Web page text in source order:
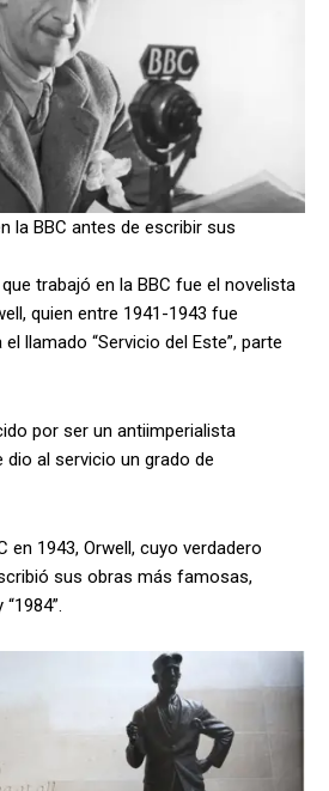
la BBC antes de escribir sus
trabajó en la BBC fue el novelista
quien entre 1941-1943 fue
llamado “Servicio del Este”, parte
por ser un antiimperialista
dio al servicio un grado de
en 1943, Orwell, cuyo verdadero
sus obras más famosas,